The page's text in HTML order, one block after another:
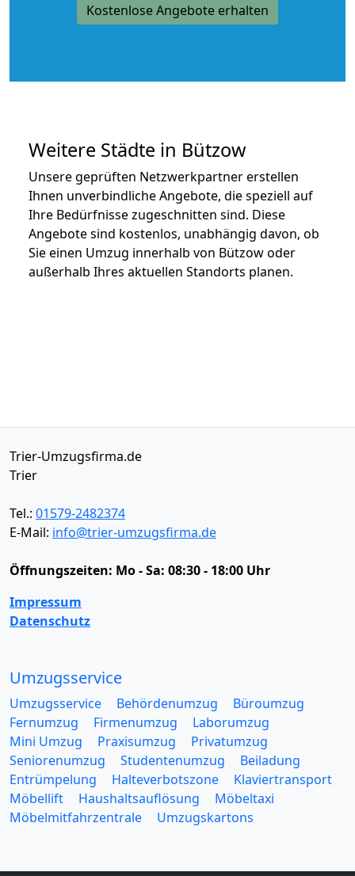
Kostenlose Angebote erhalten
Weitere Städte in Bützow
Unsere geprüften Netzwerkpartner erstellen
Ihnen unverbindliche Angebote, die speziell auf
Ihre Bedürfnisse zugeschnitten sind. Diese
Angebote sind kostenlos, unabhängig davon, ob
Sie einen Umzug innerhalb von Bützow oder
außerhalb Ihres aktuellen Standorts planen.
Trier-Umzugsfirma.de
Trier
Tel.: 01579-2482374
E-Mail: info@trier-umzugsfirma.de
Öffnungszeiten: Mo - Sa: 08:30 - 18:00 Uhr
Impressum
Datenschutz
Umzugsservice
Umzugsservice Behördenumzug
Büroumzug
Fernumzug
Firmenumzug
Laborumzug
Mini Umzug
Praxisumzug
Privatumzug
Seniorenumzug
Studentenumzug
Beiladung
Entrümpelung
Halteverbotszone
Klaviertransport
Möbellift
Haushaltsauflösung
Möbeltaxi
Möbelmitfahrzentrale
Umzugskartons